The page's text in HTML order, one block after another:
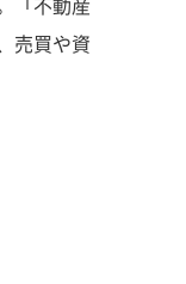
「不動産
売買や資